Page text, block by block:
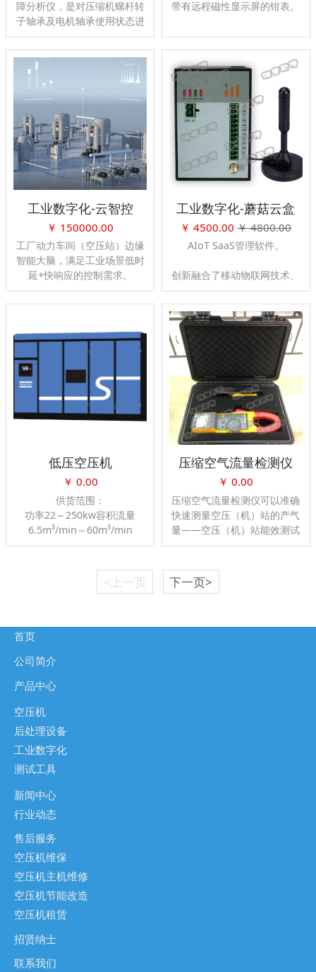
障分析仪，是对压缩机螺杆转
子轴承及电机轴承使用状态进
行监测与故障诊断的工具。
SPM采用冲击脉冲技术，用冲
击脉冲能量的dBm / dBc指标
来描述。定性定量来判断轴承
故障。
用红黄绿三色来指示轴承状
态，现场使用较为直观与方
便。
dBm 脉冲最大值，判断轴承
好坏。
带有远程磁性显示屏的钳表。
工业数字化-云智控
￥ 150000.00
工厂动力车间（空压站）边缘
智能大脑，满足工业场景低时
延+快响应的控制需求。
 实时采集与分析车间各类设
 与云端实时通讯，服务器调
 支持云端、边缘端远程升级
 支持4G、以太网等通讯方
工业数字化-蘑菇云盒
￥ 4500.00 ￥ 4800.00
AIoT SaaS管理软件。
创新融合了移动物联网技术、
边缘计算技术、云计算技术、
大数据可视化技术、AI算法等
为设备产业链提供远程运维、
智能控制、线上协同、无人值
守、节能增效等一体化解决方
案。
物联网数据采集网关，基于用
户不同的使用场景，有外接和
嵌入式两种接入方案。
低压空压机
￥ 0.00
供货范围：
功率22～250kw容积流量
6.5m³/min～60m³/min
工作压力3bar/4bar/5bar的
产品介绍：
*高处理量油分系统专利设
*高性能专用低压主机。
*稳定智能,维护需求少。
压缩空气流量检测仪
￥ 0.00
压缩空气流量检测仪可以准确
快速测量空压（机）站的产气
量——空压（机）站能效测试
的理想工具。
<上一页 下一页>
首页
公司简介
产品中心
空压机
后处理设备
工业数字化
测试工具
新闻中心
行业动态
售后服务
空压机维保
空压机主机维修
空压机节能改造
空压机租赁
招贤纳士
联系我们